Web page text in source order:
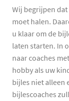
Wij begrijpen
moet halen.
u klaar om de
laten starten. In
naar coaches
hobby als uw
bijles niet alleen
bijlescoaches